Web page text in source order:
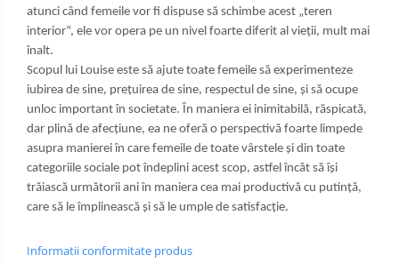
atunci când femeile vor fi dispuse să schimbe acest „teren
interior“, ele vor opera pe un nivel foarte diferit al vieţii, mult mai
înalt.
Scopul lui Louise este să ajute toate femeile să experimenteze
iubirea de sine, preţuirea de sine, respectul de sine, şi să ocupe
unloc important în societate. În maniera ei inimitabilă, răspicată,
dar plină de afecţiune, ea ne oferă o perspectivă foarte limpede
asupra manierei în care femeile de toate vârstele şi din toate
categoriile sociale pot îndeplini acest scop, astfel încât să îşi
trăiască următorii ani în maniera cea mai productivă cu putinţă,
care să le împlinească şi să le umple de satisfacţie.
Informatii conformitate produs